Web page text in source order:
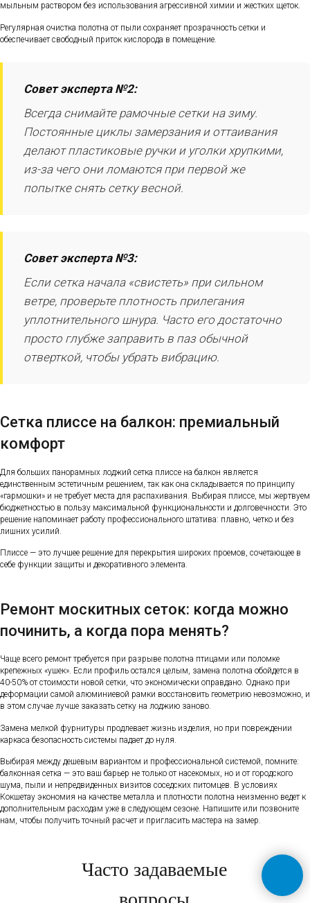
мыльным раствором без использования агрессивной химии и жестких щеток.
Регулярная очистка полотна от пыли сохраняет прозрачность сетки и
обеспечивает свободный приток кислорода в помещение.
Совет эксперта №2:
Всегда снимайте рамочные сетки на зиму.
Постоянные циклы замерзания и оттаивания
делают пластиковые ручки и уголки хрупкими,
из-за чего они ломаются при первой же
попытке снять сетку весной.
Совет эксперта №3:
Если сетка начала «свистеть» при сильном
ветре, проверьте плотность прилегания
уплотнительного шнура. Часто его достаточно
просто глубже заправить в паз обычной
отверткой, чтобы убрать вибрацию.
Сетка плиссе на балкон: премиальный
комфорт
Для больших панорамных лоджий сетка плиссе на балкон является
единственным эстетичным решением, так как она складывается по принципу
«гармошки» и не требует места для распахивания. Выбирая плиссе, мы жертвуем
бюджетностью в пользу максимальной функциональности и долговечности. Это
решение напоминает работу профессионального штатива: плавно, четко и без
лишних усилий.
Плиссе — это лучшее решение для перекрытия широких проемов, сочетающее в
себе функции защиты и декоративного элемента.
Ремонт москитных сеток: когда можно
починить, а когда пора менять?
Чаще всего ремонт требуется при разрыве полотна птицами или поломке
крепежных «ушек». Если профиль остался целым, замена полотна обойдется в
40-50% от стоимости новой сетки, что экономически оправдано. Однако при
деформации самой алюминиевой рамки восстановить геометрию невозможно, и
в этом случае лучше заказать сетку на лоджию заново.
Замена мелкой фурнитуры продлевает жизнь изделия, но при повреждении
каркаса безопасность системы падает до нуля.
Выбирая между дешевым вариантом и профессиональной системой, помните:
балконная сетка — это ваш барьер не только от насекомых, но и от городского
шума, пыли и непредвиденных визитов соседских питомцев. В условиях
Кокшетау экономия на качестве металла и плотности полотна неизменно ведет к
дополнительным расходам уже в следующем сезоне. Напишите или позвоните
нам, чтобы получить точный расчет и пригласить мастера на замер.
Часто задаваемые